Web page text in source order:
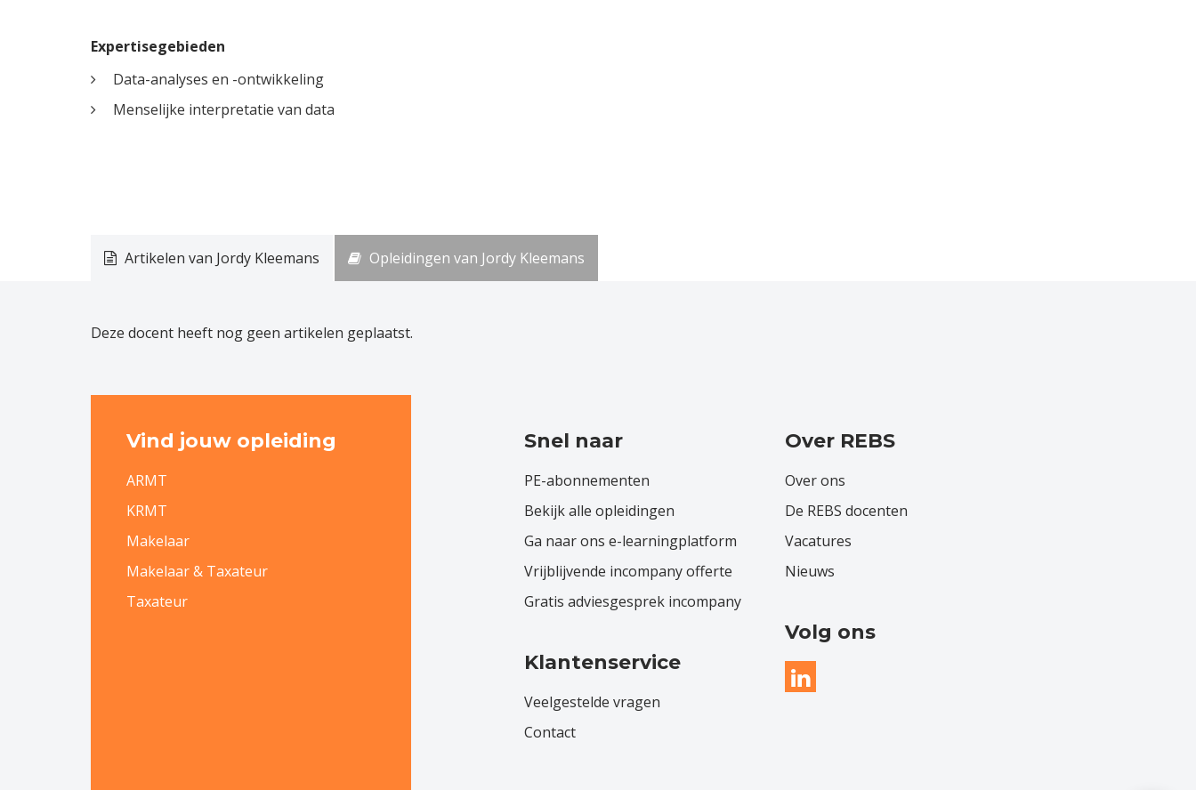
Expertisegebieden
Data-analyses en -ontwikkeling
Menselijke interpretatie van data
Artikelen van Jordy Kleemans Opleidingen van Jordy Kleemans
Deze docent heeft nog geen artikelen geplaatst.
Vind jouw opleiding
ARMT
KRMT
Makelaar
Makelaar & Taxateur
Taxateur
Snel naar
PE-abonnementen
Bekijk alle opleidingen
Ga naar ons e-learningplatform
Vrijblijvende incompany offerte
Gratis adviesgesprek incompany
Klantenservice
Veelgestelde vragen
Contact
Over REBS
Over ons
De REBS docenten
Vacatures
Nieuws
Volg ons